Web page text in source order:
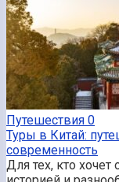
Путешествия 0
Туры в Китай:
современность
Для тех, кто хочет